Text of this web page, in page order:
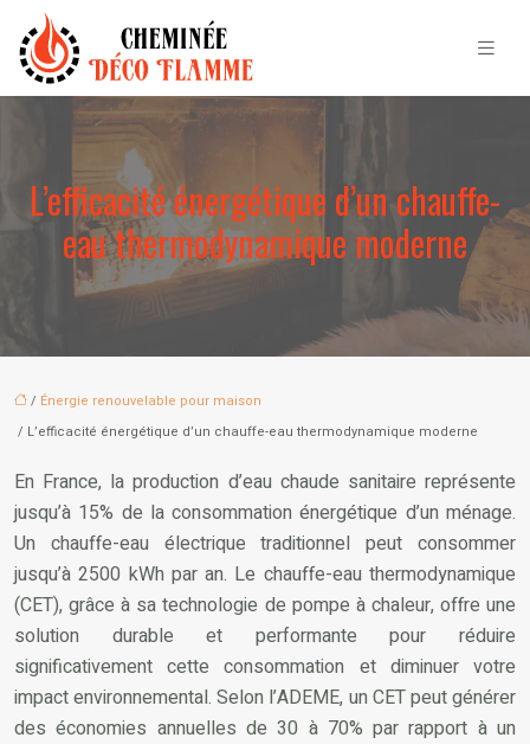
L’efficacité énergétique d’un chauffe-
eau thermodynamique moderne
/ Énergie renouvelable pour maison
/ L’efficacité énergétique d’un chauffe-eau thermodynamique moderne
En France, la production d’eau chaude sanitaire représente
jusqu’à 15% de la consommation énergétique d’un ménage.
Un chauffe-eau électrique traditionnel peut consommer
jusqu’à 2500 kWh par an. Le chauffe-eau thermodynamique
(CET), grâce à sa technologie de pompe à chaleur, offre une
solution durable et performante pour réduire
significativement cette consommation et diminuer votre
impact environnemental. Selon l’ADEME, un CET peut générer
des économies annuelles de 30 à 70% par rapport à un